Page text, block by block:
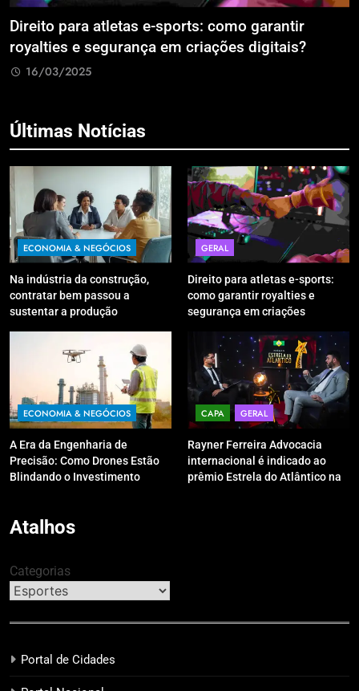
Direito para atletas e-sports: como garantir
royalties e segurança em criações digitais?
16/03/2025
Últimas Notícias
ECONOMIA & NEGÓCIOS
Na indústria da construção,
contratar bem passou a
sustentar a produção
GERAL
Direito para atletas e-sports:
como garantir royalties e
segurança em criações
ECONOMIA & NEGÓCIOS
A Era da Engenharia de
Precisão: Como Drones Estão
Blindando o Investimento
CAPA GERAL
Rayner Ferreira Advocacia
internacional é indicado ao
prêmio Estrela do Atlântico na
Atalhos
Categorias
Portal de Cidades